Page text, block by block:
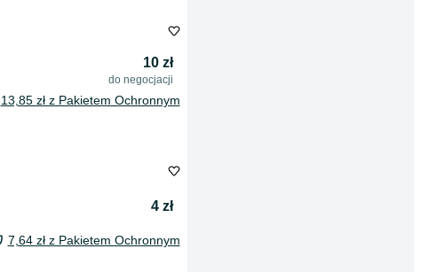
10 zł
do negocjacji
13,85 zł z Pakietem Ochronnym
4 zł
7,64 zł z Pakietem Ochronnym